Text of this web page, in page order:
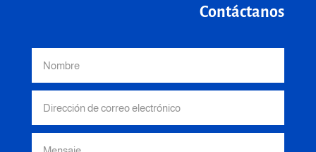
Contáctanos